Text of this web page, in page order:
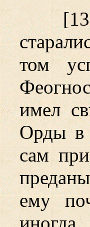
том
имел
Орды в
сам
ему